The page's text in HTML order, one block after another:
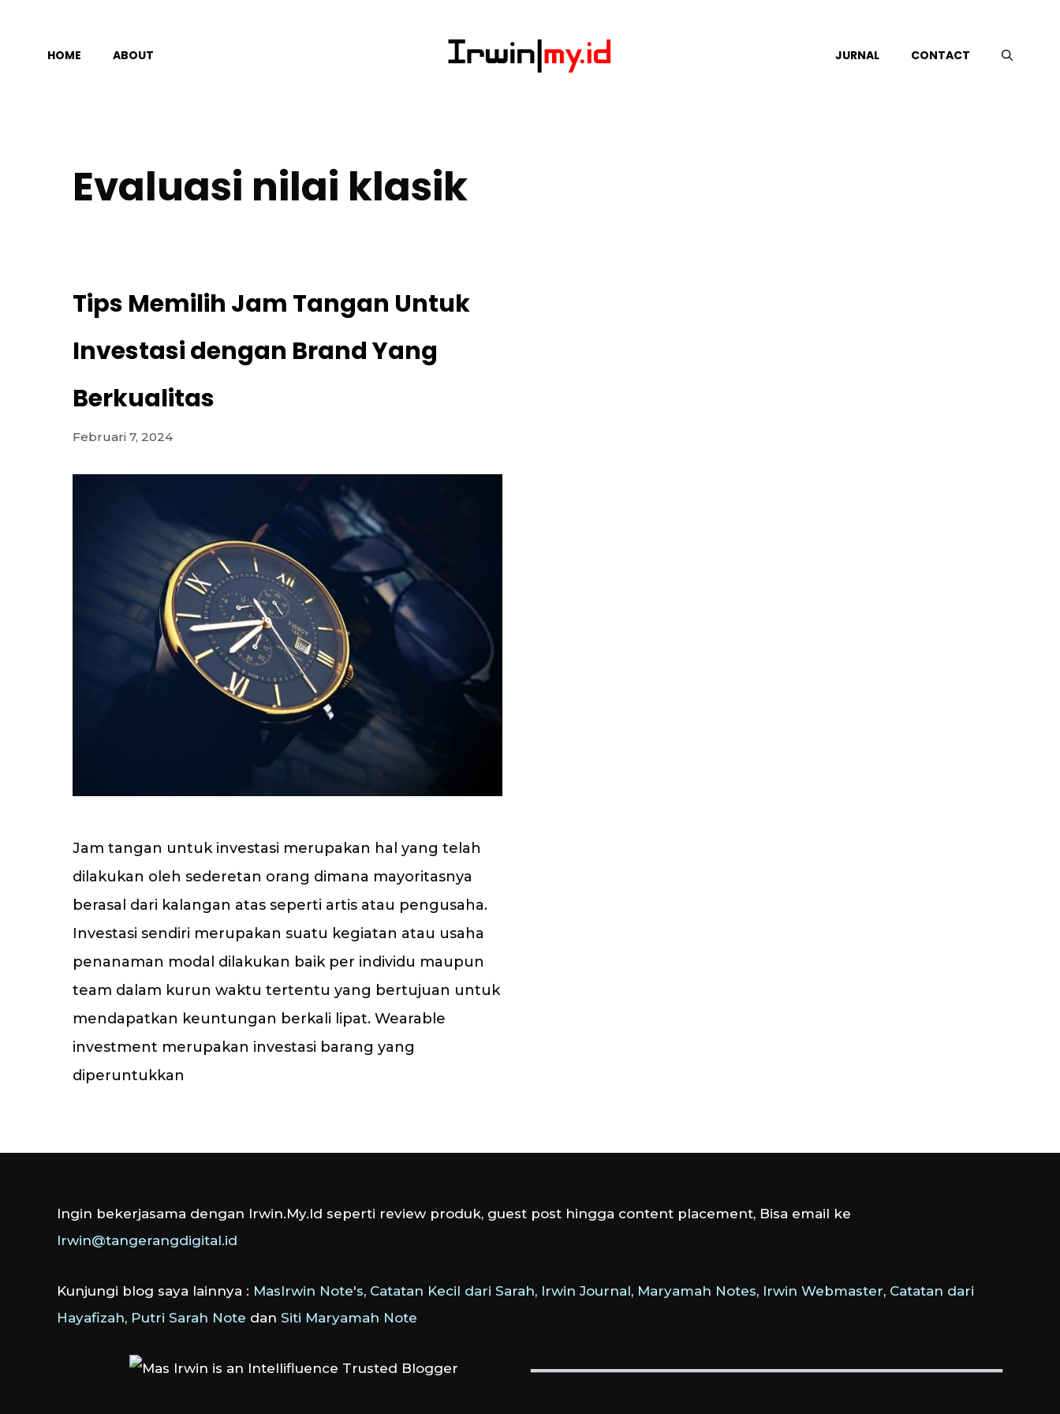
HOME ABOUT JURNAL CONTACT
Evaluasi nilai klasik
Tips Memilih Jam Tangan Untuk
Investasi dengan Brand Yang
Berkualitas
Februari 7, 2024
Jam tangan untuk investasi merupakan hal yang telah
dilakukan oleh sederetan orang dimana mayoritasnya
berasal dari kalangan atas seperti artis atau pengusaha.
Investasi sendiri merupakan suatu kegiatan atau usaha
penanaman modal dilakukan baik per individu maupun
team dalam kurun waktu tertentu yang bertujuan untuk
mendapatkan keuntungan berkali lipat. Wearable
investment merupakan investasi barang yang
diperuntukkan
Ingin bekerjasama dengan Irwin.My.Id seperti review produk, guest post hingga content placement, Bisa email ke
Irwin@tangerangdigital.id
Kunjungi blog saya lainnya : MasIrwin Note's, Catatan Kecil dari Sarah, Irwin Journal, Maryamah Notes, Irwin Webmaster, Catatan dari
Hayafizah, Putri Sarah Note dan Siti Maryamah Note